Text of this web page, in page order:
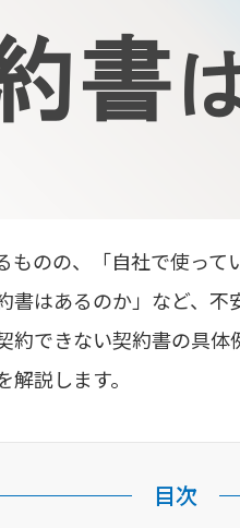
ものの、「自社で使っ
書はあるのか」など、
約できない契約書の具
説します。
目次